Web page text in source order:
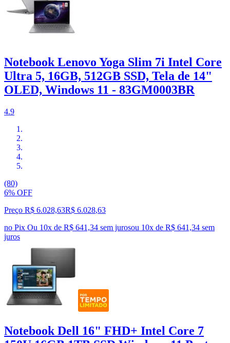
Notebook Lenovo Yoga Slim 7i Intel Core
Ultra 5, 16GB, 512GB SSD, Tela de 14"
OLED, Windows 11 - 83GM0003BR
4.9
(80)
6% OFF
Preço R$ 6.028,63R$ 6.028,63
no Pix Ou 10x de R$ 641,34 sem jurosou 10x de R$ 641,34 sem
juros
Notebook Dell 16" FHD+ Intel Core 7